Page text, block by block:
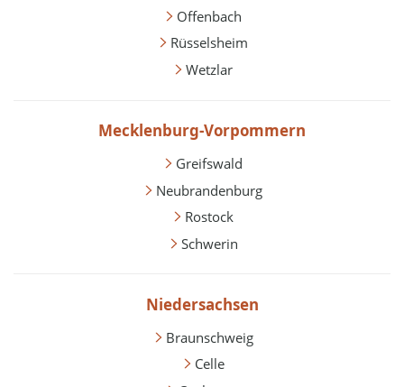
Offenbach
Rüsselsheim
Wetzlar
Mecklenburg-Vorpommern
Greifswald
Neubrandenburg
Rostock
Schwerin
Niedersachsen
Braunschweig
Celle